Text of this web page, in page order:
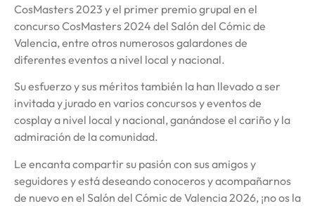
CosMasters 2023 y el primer premio grupal en el
concurso CosMasters 2024 del Salón del Cómic de
Valencia, entre otros numerosos galardones de
diferentes eventos a nivel local y nacional.
Su esfuerzo y sus méritos también la han llevado a ser
invitada y jurado en varios concursos y eventos de
cosplay a nivel local y nacional, ganándose el cariño y la
admiración de la comunidad.
Le encanta compartir su pasión con sus amigos y
seguidores y está deseando conoceros y acompañarnos
de nuevo en el Salón del Cómic de Valencia 2026, ¡no os la